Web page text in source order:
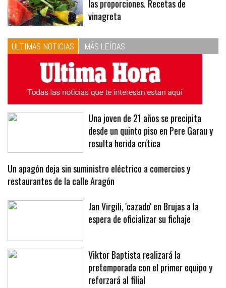
10La vinagreta perfecta: respeta
las proporciones. Recetas de
vinagreta
ÚLTIMAS NOTICIAS MÁS LEÍDAS
Una joven de 21 años se precipita
desde un quinto piso en Pere Garau y
resulta herida crítica
Un apagón deja sin suministro eléctrico a comercios y
restaurantes de la calle Aragón
Jan Virgili, 'cazado' en Brujas a la
Viktor Baptista realizará la